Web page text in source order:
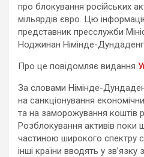
про блокування російських
мільярдів євро. Цю
представник пресслужби
Ноджинан Німінде-
Про це повідомляє видання
За словами Німінде-
на санкціонування
та на заморожування коштів
Розблокування активів поки
частиною широкого спектру
інші країни вводять у